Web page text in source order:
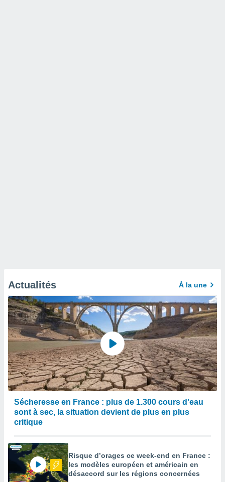
Actualités À la une
Sécheresse en France : plus de 1.300 cours d'eau
sont à sec, la situation devient de plus en plus
critique
Risque d’orages ce week-end en France :
les modèles européen et américain en
désaccord sur les régions concernées